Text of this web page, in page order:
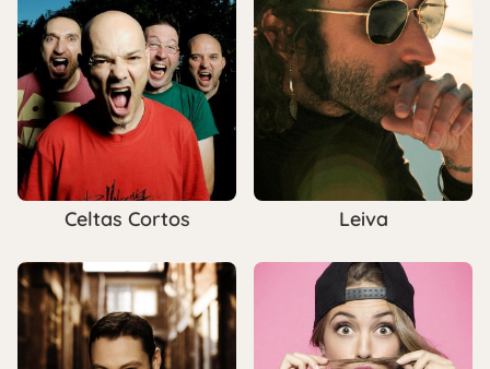
Celtas Cortos Leiva